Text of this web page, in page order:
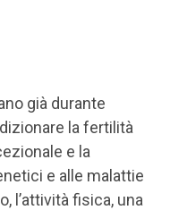
già durante
la fertilità
e la
e alle malattie
l’attività fisica, una